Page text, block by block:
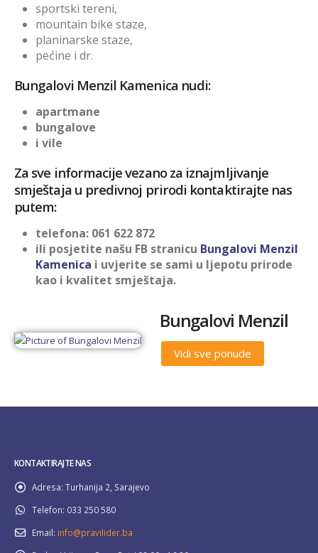
sportski tereni,
mountain bike staze,
planinarske staze,
pećine i dr.
Bungalovi Menzil Kamenica nudi:
apartmane
bungalove
i vile
Za sve informacije vezano za iznajmljivanje
smještaja u predivnoj prirodi kontaktirajte nas
putem:
telefona: 061 622 872
ili posjetite našu FB stranicu Bungalovi Menzil
Kamenica i uvjerite se sami u ljepotu prirode
kao i kvalitet smještaja.
Bungalovi Menzil
Vidi sve ponude
KONTAKTIRAJTE NAS
Adresa: Turhanija 2, Sarajevo
Telefon: 033 250 580
Email: info@pravilider.ba